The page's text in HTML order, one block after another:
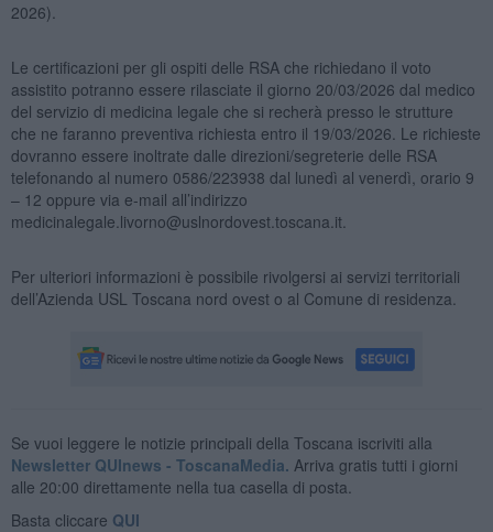
2026).
Le certificazioni per gli ospiti delle RSA che richiedano il voto
assistito potranno essere rilasciate il giorno 20/03/2026 dal medico
del servizio di medicina legale che si recherà presso le strutture
che ne faranno preventiva richiesta entro il 19/03/2026. Le richieste
dovranno essere inoltrate dalle direzioni/segreterie delle RSA
telefonando al numero 0586/223938 dal lunedì al venerdì, orario 9
– 12 oppure via e-mail all’indirizzo
medicinalegale.livorno@uslnordovest.toscana.it.
Per ulteriori informazioni è possibile rivolgersi ai servizi territoriali
dell’Azienda USL Toscana nord ovest o al Comune di residenza.
Se vuoi leggere le notizie principali della Toscana iscriviti alla
Newsletter QUInews - ToscanaMedia. Arriva gratis tutti i giorni
alle 20:00 direttamente nella tua casella di posta.
Basta cliccare QUI